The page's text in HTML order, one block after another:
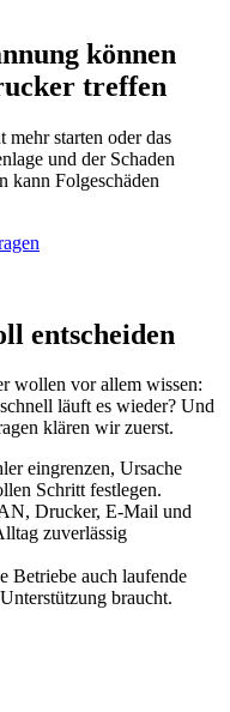
können
treffen
starten oder das
und der Schaden
kann Folgeschäden
entscheiden
wollen vor allem wissen:
läuft es wieder? Und
klären wir zuerst.
eingrenzen, Ursache
Schritt festlegen.
Drucker, E-Mail und
zuverlässig
Betriebe auch laufende
braucht.